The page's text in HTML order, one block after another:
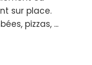
sur place.
pizzas, ...